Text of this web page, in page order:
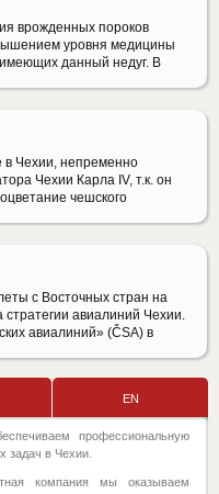
врожденных пороков
уровня медицины
данный недуг. В
Чехии, непременно
Чехии Карла IV, т.к. он
чешского
с Восточных стран на
авиалиний Чехии.
авиалиний» (ČSA) в
EN
профессиональную
задач в Чехии.
компания мы оказываем